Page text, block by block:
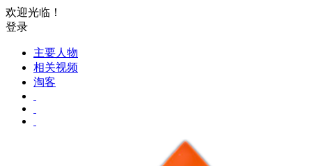
欢迎光临！
登录
主要人物
相关视频
淘客